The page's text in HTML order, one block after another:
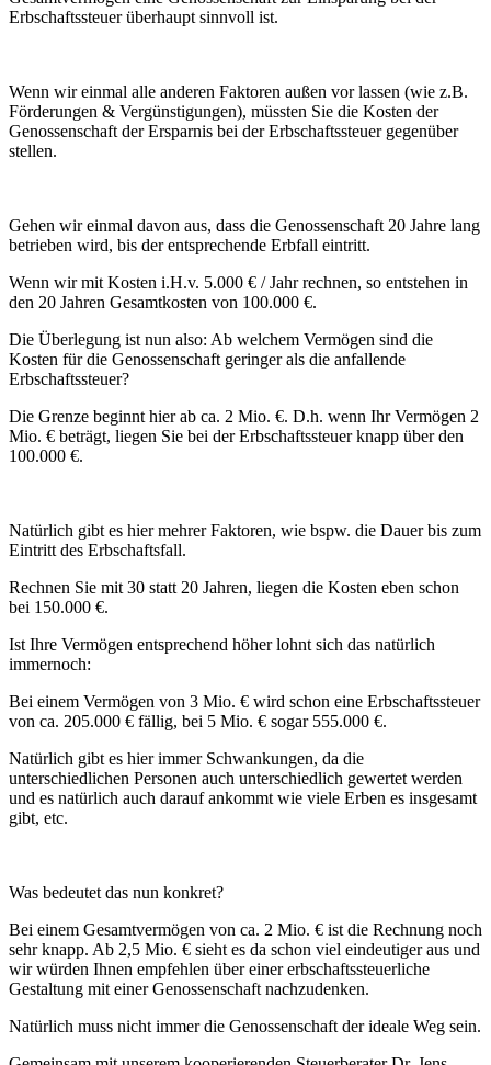
Erbschaftssteuer überhaupt sinnvoll ist.
Wenn wir einmal alle anderen Faktoren außen vor lassen (wie z.B.
Förderungen & Vergünstigungen), müssten Sie die Kosten der
Genossenschaft der Ersparnis bei der Erbschaftssteuer gegenüber
stellen.
Gehen wir einmal davon aus, dass die Genossenschaft 20 Jahre lang
betrieben wird, bis der entsprechende Erbfall eintritt.
Wenn wir mit Kosten i.H.v. 5.000 € / Jahr rechnen, so entstehen in
den 20 Jahren Gesamtkosten von 100.000 €.
Die Überlegung ist nun also: Ab welchem Vermögen sind die
Kosten für die Genossenschaft geringer als die anfallende
Erbschaftssteuer?
Die Grenze beginnt hier ab ca. 2 Mio. €. D.h. wenn Ihr Vermögen 2
Mio. € beträgt, liegen Sie bei der Erbschaftssteuer knapp über den
100.000 €.
Natürlich gibt es hier mehrer Faktoren, wie bspw. die Dauer bis zum
Eintritt des Erbschaftsfall.
Rechnen Sie mit 30 statt 20 Jahren, liegen die Kosten eben schon
bei 150.000 €.
Ist Ihre Vermögen entsprechend höher lohnt sich das natürlich
immernoch:
Bei einem Vermögen von 3 Mio. € wird schon eine Erbschaftssteuer
von ca. 205.000 € fällig, bei 5 Mio. € sogar 555.000 €.
Natürlich gibt es hier immer Schwankungen, da die
unterschiedlichen Personen auch unterschiedlich gewertet werden
und es natürlich auch darauf ankommt wie viele Erben es insgesamt
gibt, etc.
Was bedeutet das nun konkret?
Bei einem Gesamtvermögen von ca. 2 Mio. € ist die Rechnung noch
sehr knapp. Ab 2,5 Mio. € sieht es da schon viel eindeutiger aus und
wir würden Ihnen empfehlen über einer erbschaftssteuerliche
Gestaltung mit einer Genossenschaft nachzudenken.
Natürlich muss nicht immer die Genossenschaft der ideale Weg sein.